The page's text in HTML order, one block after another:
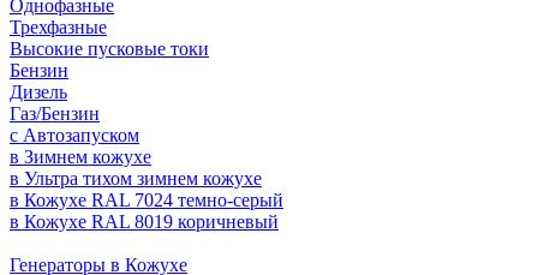
Однофазные
Трехфазные
Высокие пусковые токи
Бензин
Дизель
Газ/Бензин
с Автозапуском
в Зимнем кожухе
в Ультра тихом зимнем кожухе
в Кожухе RAL 7024 темно-серый
в Кожухе RAL 8019 коричневый
Генераторы в Кожухе